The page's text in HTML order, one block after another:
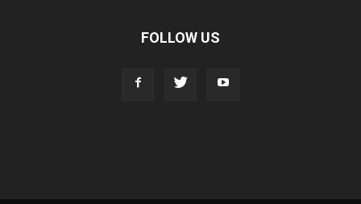
FOLLOW US